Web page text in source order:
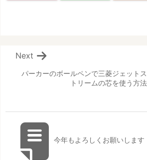
パーカーのボールペンで三菱ジェットス
トリームの芯を使う方法
Next
今年もよろしくお願いします